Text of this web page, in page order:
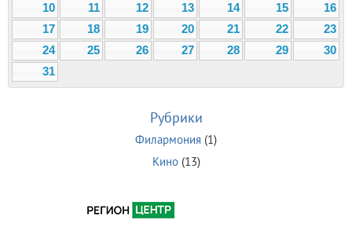
10
11 12 13 14 15
16
17
18 19 20 21 22
23
24
25 26 27 28 29
30
31
Рубрики
Филармония (1)
Кино(13)